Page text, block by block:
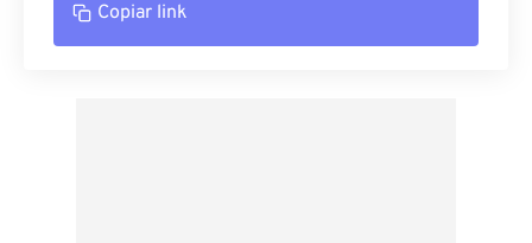
Copiar link